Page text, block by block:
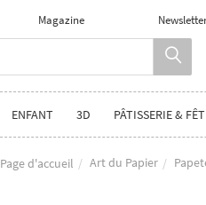
Magazine
ENFANT 3D PÂTISSERIE &
Page d'accueil Art du Papier